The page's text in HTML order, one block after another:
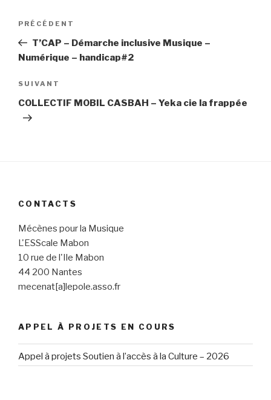
Navigation
l’article
Article
précédent
PRÉCÉDENT
T’CAP – Démarche inclusive Musique –
Numérique – handicap#2
Article
suivant
SUIVANT
COLLECTIF MOBIL CASBAH – Yeka cie la frappée
CONTACTS
Mécènes pour la Musique
L'ESScale Mabon
10 rue de l'Ile Mabon
44 200 Nantes
mecenat[a]lepole.asso.fr
APPEL À PROJETS EN COURS
Appel à projets Soutien à l’accès à la Culture – 2026